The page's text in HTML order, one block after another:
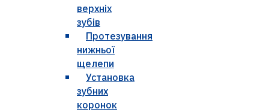
верхніх
зубів
Протезування
нижньої
щелепи
Установка
зубних
коронок